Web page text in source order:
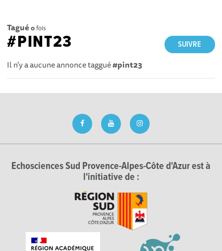
Tagué 0fois
SUIVRE
#PINT23
Il n'y a aucune annonce taggué#pint23
Echosciences Sud Provence-Alpes-Côte d'Azur est à
l'initiative de :